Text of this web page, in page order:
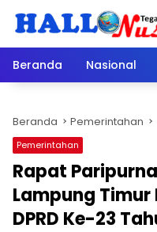
Beranda
Nasional
Beranda Pemerintahan
Pemerintahan
Rapat
Lampung Timur
DPRD Ke-23